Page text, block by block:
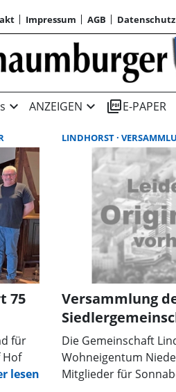
Impressum AGB Datenschutz
expand_more ANZEIGEN expand_more picture_as_pdfE-PAPER
75
für
Hof
LINDHORST
Versammlung
Die Gemeinschaft
Wohneigentum
Mitglieder für